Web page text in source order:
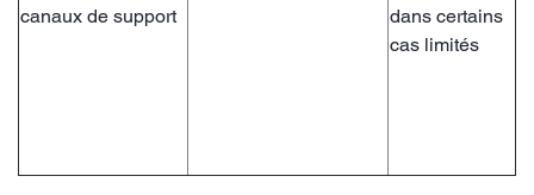
canaux de support
dans certains
cas limités